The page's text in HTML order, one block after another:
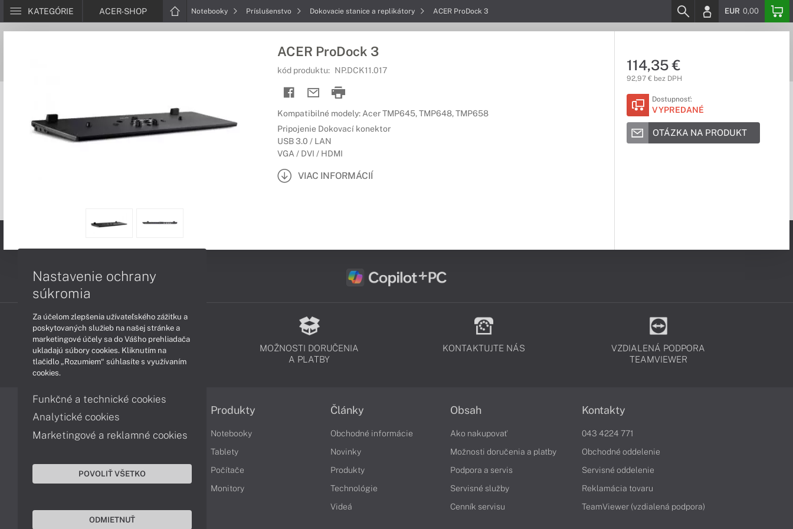
KATEGÓRIE ACER-SHOP Notebooky Príslušenstvo Dokovacie stanice a replikátory ACER ProDock 3 EUR 0,00
ACER ProDock 3
kód produktu: NP.DCK11.017
Kompatibilné modely: Acer TMP645, TMP648, TMP658
Pripojenie Dokovací konektor
USB 3.0 / LAN
VGA / DVI / HDMI
VIAC INFORMÁCIÍ
114,35 €
92,97 € bez DPH
Dostupnosť:
VYPREDANÉ
OTÁZKA NA PRODUKT
PODPORA A SERVIS
MOŽNOSTI DORUČENIA
A PLATBY
KONTAKTUJTE NÁS
VZDIALENÁ PODPORA
TEAMVIEWER
Informácie
Obchodné podmienky
Ochrana osobných údajov
Cookies
Produkty
Notebooky
Tablety
Počítače
Monitory
Články
Obchodné informácie
Novinky
Produkty
Technológie
Videá
Obsah
Ako nakupovať
Možnosti doručenia a platby
Podpora a servis
Servisné služby
Cenník servisu
Kontakty
043 4224 771
Obchodné oddelenie
Servisné oddelenie
Reklamácia tovaru
TeamViewer (vzdialená podpora)
Nastavenie ochrany
súkromia
Za účelom zlepšenia užívateľského zážitku a
poskytovaných služieb na našej stránke a
marketingové účely sa do Vášho prehliadača
ukladajú súbory cookies. Kliknutím na
tlačidlo „Rozumiem“ súhlasíte s využívaním
cookies.
Funkčné a technické cookies
Analytické cookies
Marketingové a reklamné cookies
POVOLIŤ VŠETKO
ODMIETNUŤ